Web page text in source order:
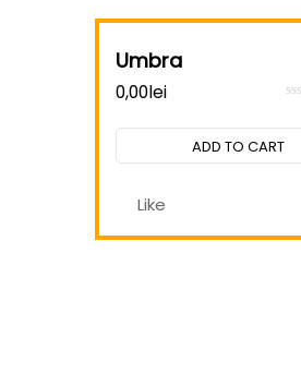
Umbra
5
0,00lei
ADD TO CART
Like